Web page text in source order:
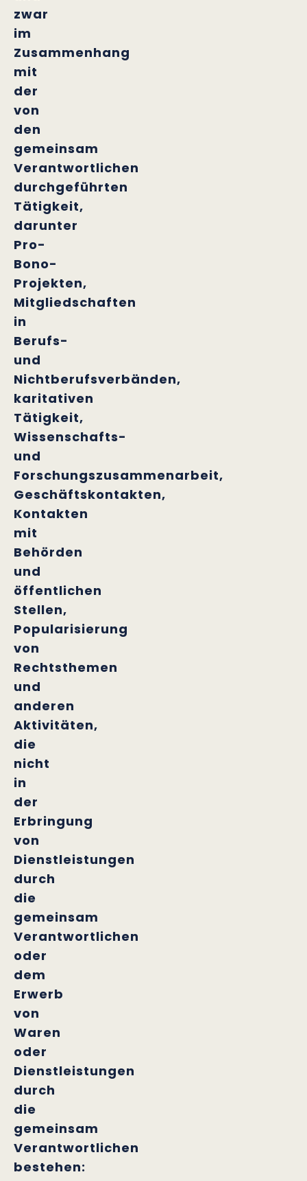
zwar
im
Zusammenhang
mit
der
von
den
gemeinsam
Verantwortlichen
durchgeführten
Tätigkeit,
darunter
Pro-
Bono-
Projekten,
Mitgliedschaften
in
Berufs-
und
Nichtberufsverbänden,
karitativen
Tätigkeit,
Wissenschafts-
und
Forschungszusammenarbeit,
Geschäftskontakten,
Kontakten
mit
Behörden
und
öffentlichen
Stellen,
Popularisierung
von
Rechtsthemen
und
anderen
Aktivitäten,
die
nicht
in
der
Erbringung
von
Dienstleistungen
durch
die
gemeinsam
Verantwortlichen
oder
dem
Erwerb
von
Waren
oder
Dienstleistungen
durch
die
gemeinsam
Verantwortlichen
bestehen: